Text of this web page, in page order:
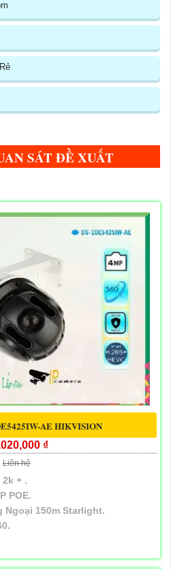
SÁT ĐỀ XUẤT
AE HIKVISION
₫
Liên hệ
2k + .
POE.
Ngoại 150m Starlight.